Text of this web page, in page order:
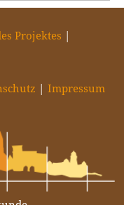
Projektes
Impressum